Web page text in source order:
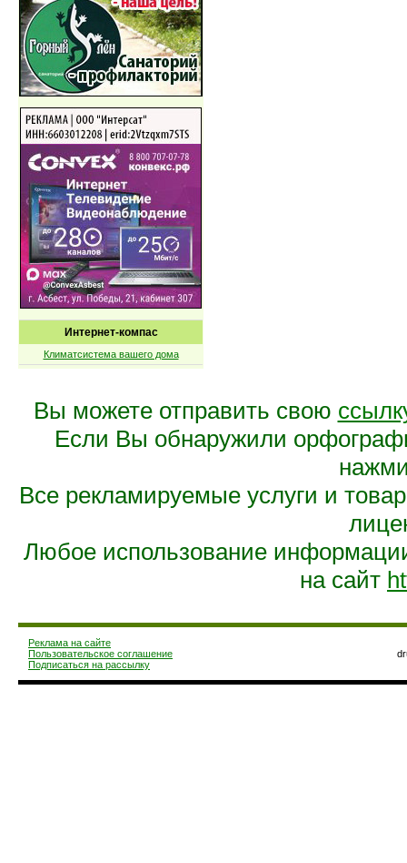
Интернет-компас
Климатсистема вашего дома
Вы можете отправить свою
Если Вы обнаружили
Все рекламируемые услуги и
Любое использование
на сайт
Реклама на сайте
Пользовательское соглашение
Подписаться на рассылку